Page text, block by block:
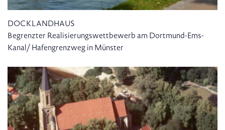
DOCKLANDHAUS
Begrenzter Realisierungswettbewerb am Dortmund-Ems-
Kanal/ Hafengrenzweg in Münster